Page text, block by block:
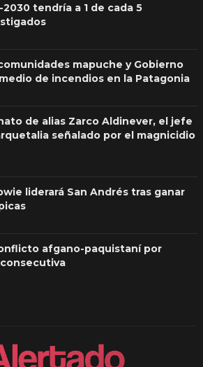
tendría a 1 de cada 5
mapuche y Gobierno
de incendios en la Patagonia
de alias Zarco Aldinever, el jefe
señalado por el magnicidio
liderará San Andrés tras ganar
afgano-paquistaní por